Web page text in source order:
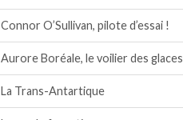
Connor O’Sullivan, pilote d’essai !
Aurore Boréale, le voilier des glaces
La Trans-Antartique